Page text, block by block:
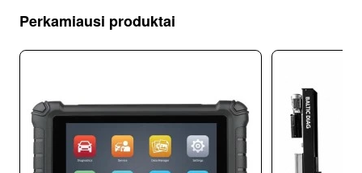
Perkamiausi produktai